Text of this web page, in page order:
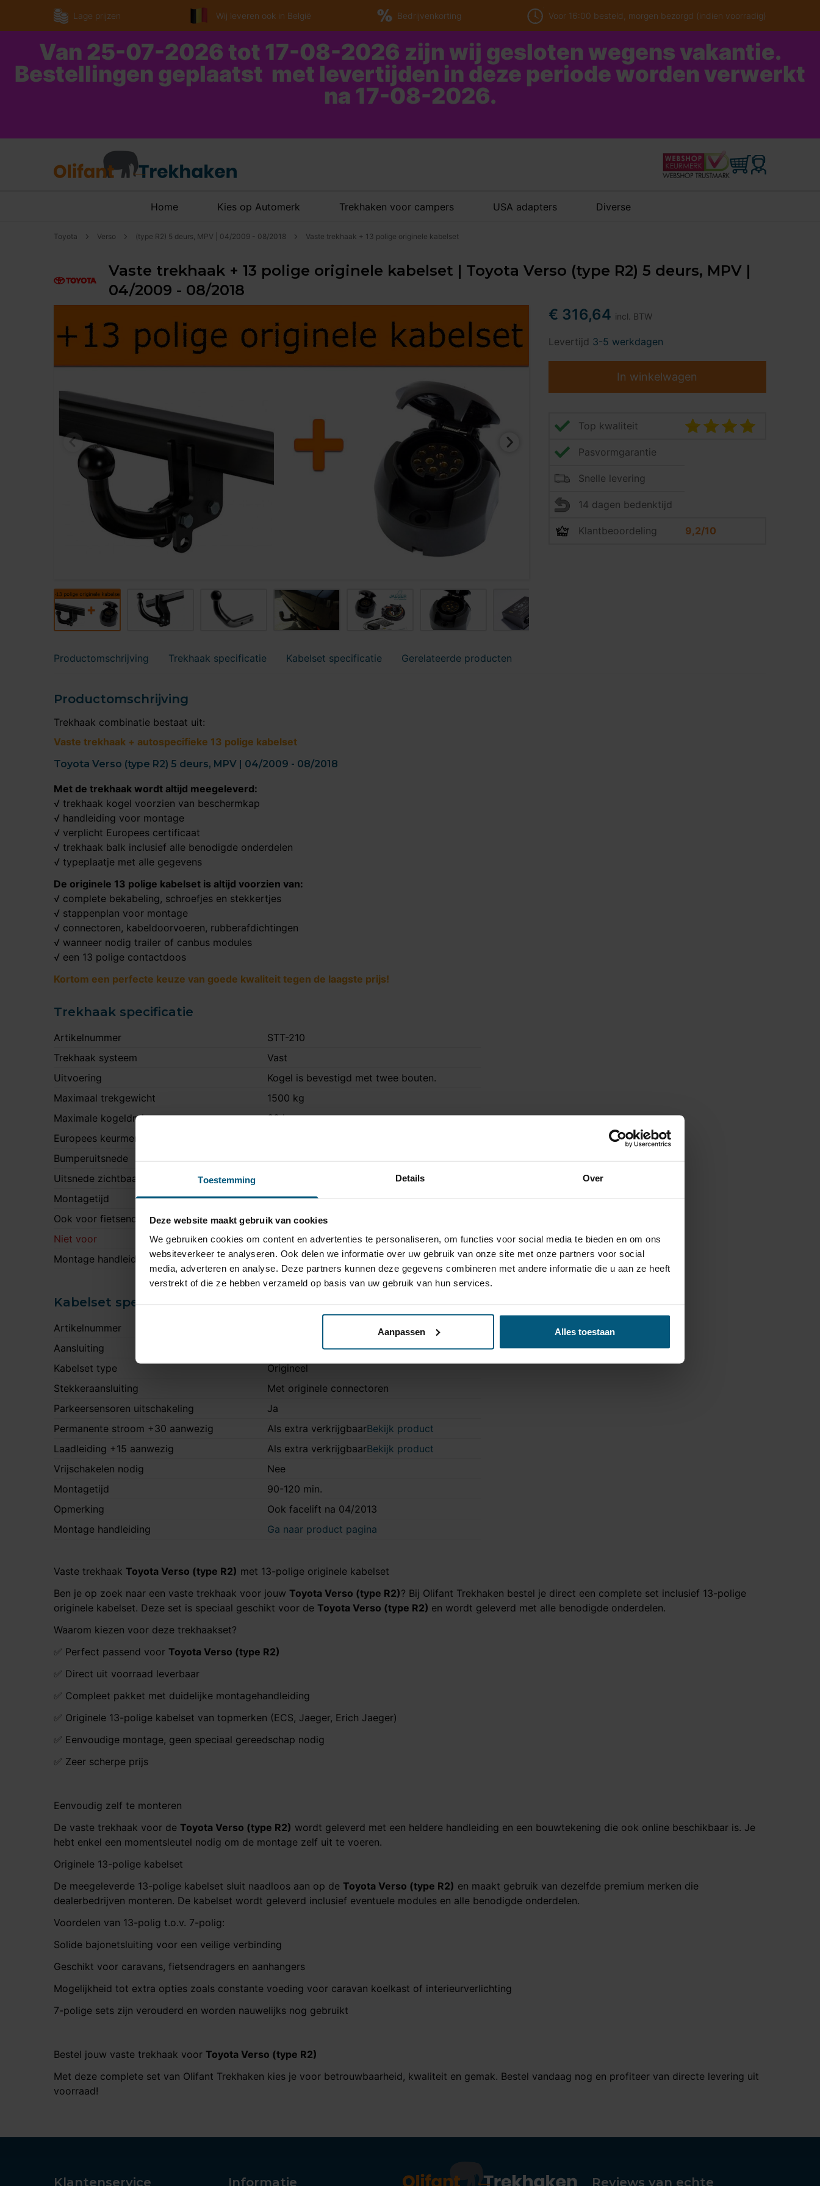
Toestemming Details Over
Deze website maakt gebruik van cookies
We gebruiken cookies om content en advertenties te personaliseren, om functies voor social media te bieden en om ons
websiteverkeer te analyseren. Ook delen we informatie over uw gebruik van onze site met onze partners voor social
media, adverteren en analyse. Deze partners kunnen deze gegevens combineren met andere informatie die u aan ze heeft
verstrekt of die ze hebben verzameld op basis van uw gebruik van hun services.
Aanpassen Alles toestaan
Lage prijzen Wij leveren ook in België Bedrijvenkorting Voor 16:00 besteld, morgen bezorgd (indien voorradig)
Van 25-07-2026 tot 17-08-2026 zijn wij gesloten wegens vakantie.
Bestellingen geplaatst met levertijden in deze periode worden verwerkt
na 17-08-2026.
Home Kies op Automerk Trekhaken voor campers USA adapters Diverse
Toyota Verso (type R2) 5 deurs, MPV | 04/2009 - 08/2018 Vaste trekhaak + 13 polige originele kabelset
Vaste trekhaak + 13 polige originele kabelset | Toyota Verso (type R2) 5 deurs, MPV |
04/2009 - 08/2018
€ 316,64 incl. BTW
Levertijd 3-5 werkdagen
In winkelwagen
Top kwaliteit
Pasvormgarantie
Snelle levering
14 dagen bedenktijd
Klantbeoordeling 9,2/10
Productomschrijving Trekhaak specificatie Kabelset specificatie Gerelateerde producten
Productomschrijving
Trekhaak combinatie bestaat uit:
Vaste trekhaak + autospecifieke 13 polige kabelset
Toyota Verso (type R2) 5 deurs, MPV | 04/2009 - 08/2018
Met de trekhaak wordt altijd meegeleverd:
√ trekhaak kogel voorzien van beschermkap
√ handleiding voor montage
√ verplicht Europees certificaat
√ trekhaak balk inclusief alle benodigde onderdelen
√ typeplaatje met alle gegevens
De originele 13 polige kabelset is altijd voorzien van:
√ complete bekabeling, schroefjes en stekkertjes
√ stappenplan voor montage
√ connectoren, kabeldoorvoeren, rubberafdichtingen
√ wanneer nodig trailer of canbus modules
√ een 13 polige contactdoos
Kortom een perfecte keuze van goede kwaliteit tegen de laagste prijs!
Trekhaak specificatie
Artikelnummer
STT-210
Trekhaak systeem
Vast
Uitvoering
Kogel is bevestigd met twee bouten.
Maximaal trekgewicht
1500 kg
Maximale kogeldruk
60 kg
Europees keurmerk
Bumperuitsnede
Uitsnede zichtbaar
Montagetijd
1 uur 30 minuten
Ook voor fietsendrager
Ja
Niet voor
Verso S
Montage handleiding
STT-210
Kabelset specificatie
Artikelnummer
Aansluiting
Kabelset type
Origineel
Stekkeraansluiting
Met originele connectoren
Parkeersensoren uitschakeling
Ja
Permanente stroom +30 aanwezig
Als extra verkrijgbaarBekijk product
Laadleiding +15 aanwezig
Als extra verkrijgbaarBekijk product
Vrijschakelen nodig
Nee
Montagetijd
90-120 min.
Opmerking
Ook facelift na 04/2013
Montage handleiding
Ga naar product pagina
Vaste trekhaak Toyota Verso (type R2) met 13-polige originele kabelset
Ben je op zoek naar een vaste trekhaak voor jouw Toyota Verso (type R2)? Bij Olifant Trekhaken bestel je direct een complete set inclusief 13-polige
originele kabelset. Deze set is speciaal geschikt voor de Toyota Verso (type R2) en wordt geleverd met alle benodigde onderdelen.
Waarom kiezen voor deze trekhaakset?
✅ Perfect passend voor Toyota Verso (type R2)
✅ Direct uit voorraad leverbaar
✅ Compleet pakket met duidelijke montagehandleiding
✅ Originele 13-polige kabelset van topmerken (ECS, Jaeger, Erich Jaeger)
✅ Eenvoudige montage, geen speciaal gereedschap nodig
✅ Zeer scherpe prijs
Eenvoudig zelf te monteren
De vaste trekhaak voor de Toyota Verso (type R2) wordt geleverd met een heldere handleiding en een bouwtekening die ook online beschikbaar is. Je
hebt enkel een momentsleutel nodig om de montage zelf uit te voeren.
Originele 13-polige kabelset
De meegeleverde 13-polige kabelset sluit naadloos aan op de Toyota Verso (type R2) en maakt gebruik van dezelfde premium merken die
dealerbedrijven monteren. De kabelset wordt geleverd inclusief eventuele modules en alle benodigde onderdelen.
Voordelen van 13-polig t.o.v. 7-polig:
Solide bajonetsluiting voor een veilige verbinding
Geschikt voor caravans, fietsendragers en aanhangers
Mogelijkheid tot extra opties zoals constante voeding voor caravan koelkast of interieurverlichting
7-polige sets zijn verouderd en worden nauwelijks nog gebruikt
Bestel jouw vaste trekhaak voor Toyota Verso (type R2)
Met deze complete set van Olifant Trekhaken kies je voor betrouwbaarheid, kwaliteit en gemak. Bestel vandaag nog en profiteer van directe levering uit
voorraad!
Klantenservice Informatie Reviews van echte